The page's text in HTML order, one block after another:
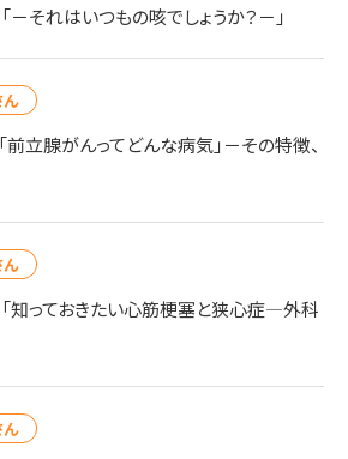
それはいつもの咳でしょうか？－」
立腺がんってどんな病気」－その特徴、
知っておきたい心筋梗塞と狭心症―外科